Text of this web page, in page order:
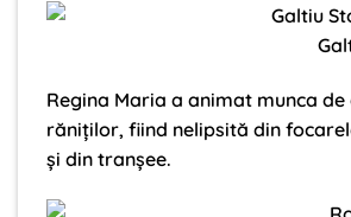
Regina Maria a animat munca
răniților, fiind nelipsită din
și din tranșee.